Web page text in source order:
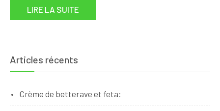
LIRE LA SUITE
Articles récents
Crème de betterave et feta: